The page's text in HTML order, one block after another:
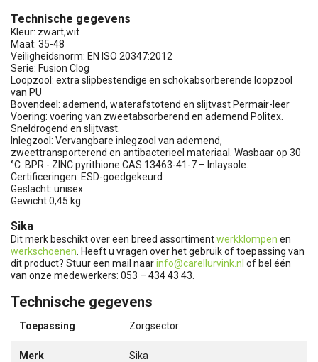
Technische gegevens
Kleur: zwart,wit
Maat: 35-48
Veiligheidsnorm: EN ISO 20347:2012
Serie: Fusion Clog
Loopzool: extra slipbestendige en schokabsorberende loopzool
van PU
Bovendeel: ademend, waterafstotend en slijtvast Permair-leer
Voering: voering van zweetabsorberend en ademend Politex.
Sneldrogend en slijtvast.
Inlegzool: Vervangbare inlegzool van ademend,
zweettransporterend en antibacterieel materiaal. Wasbaar op 30
°C. BPR - ZINC pyrithione CAS 13463-41-7 – Inlaysole.
Certificeringen: ESD-goedgekeurd
Geslacht: unisex
Gewicht 0,45 kg
Sika
Dit merk beschikt over een breed assortimentwerkklompen en
werkschoenen . Heeft u vragen over het gebruik of toepassing van
dit product? Stuur een mail naarinfo@carellurvink.nl of bel één
van onze medewerkers: 053 – 434 43 43.
Technische gegevens
Toepassing Zorgsector
Merk Sika